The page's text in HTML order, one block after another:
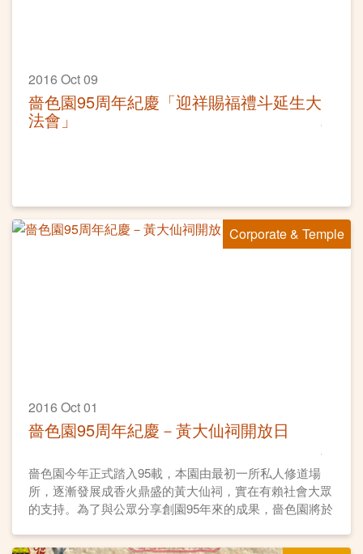
2016 Oct 09
嗇色園95周年紀慶「迎祥賜福禮斗延生大
法會」
Corporate & Temple
2016 Oct 01
嗇色園95周年紀慶－黃大仙祠開放日
嗇色園今年正式踏入95載，本園由最初一所私人修道場
所，逐漸發展成香火鼎盛的黃大仙祠，實在有賴社會大眾
的支持。為了與公眾分享創園95年來的成果，嗇色園將於
放日」，當日將會有一連串活動及展覽，希望向廣大市民